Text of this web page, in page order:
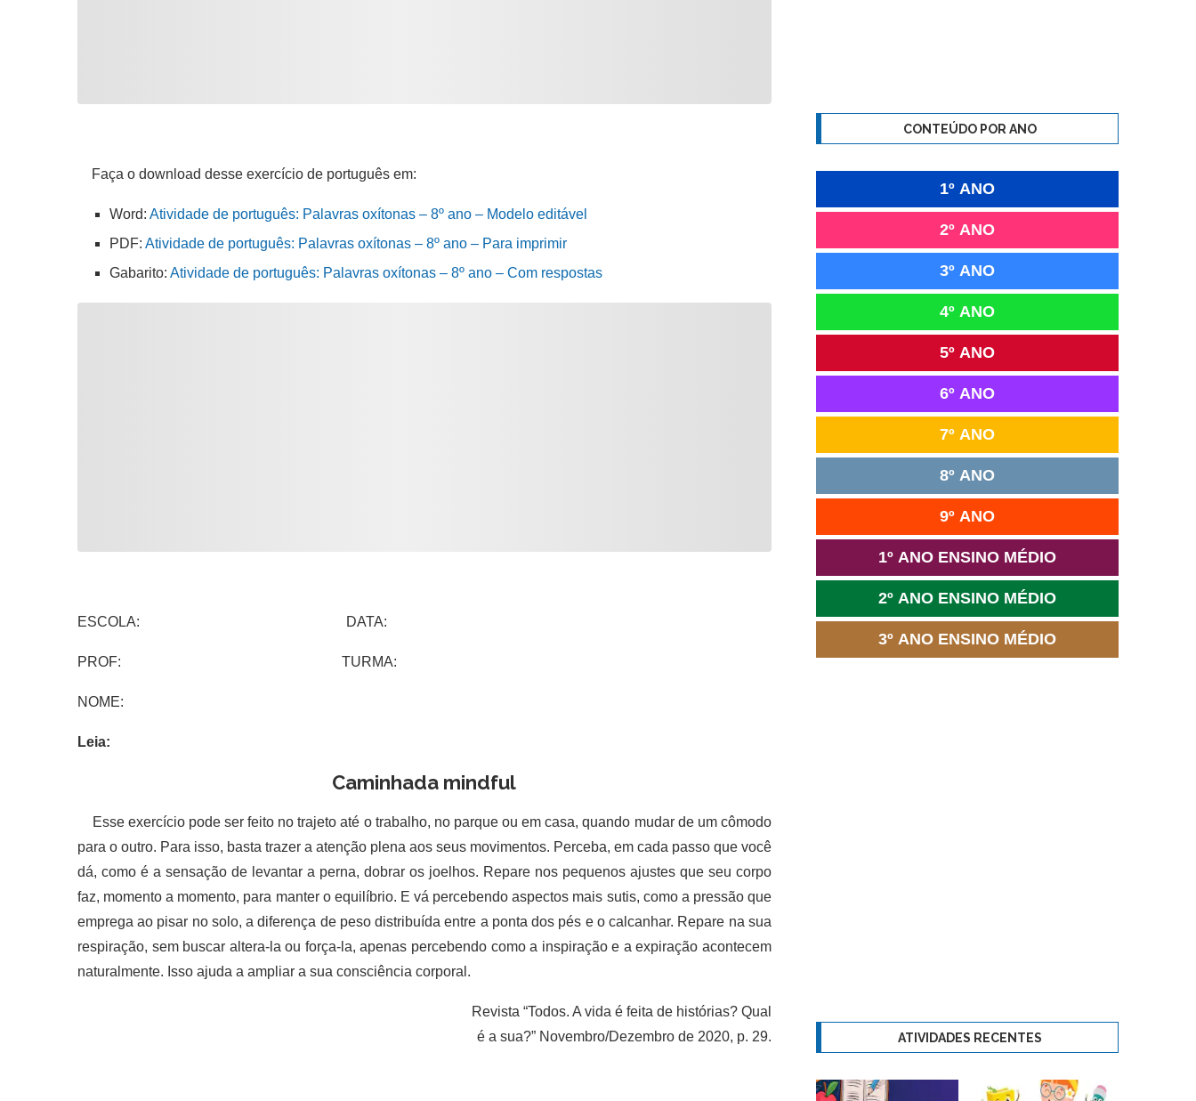
Faça o download desse exercício de português em:
Word: Atividade de português: Palavras oxítonas – 8º ano – Modelo editável
PDF: Atividade de português: Palavras oxítonas – 8º ano – Para imprimir
Gabarito: Atividade de português: Palavras oxítonas – 8º ano – Com respostas
ESCOLA: DATA:
PROF: TURMA:
NOME:
Leia:
Caminhada mindful
Esse exercício pode ser feito no trajeto até o trabalho, no parque ou em casa, quando mudar de um cômodo
para o outro. Para isso, basta trazer a atenção plena aos seus movimentos. Perceba, em cada passo que você
dá, como é a sensação de levantar a perna, dobrar os joelhos. Repare nos pequenos ajustes que seu corpo
faz, momento a momento, para manter o equilíbrio. E vá percebendo aspectos mais sutis, como a pressão que
emprega ao pisar no solo, a diferença de peso distribuída entre a ponta dos pés e o calcanhar. Repare na sua
respiração, sem buscar altera-la ou força-la, apenas percebendo como a inspiração e a expiração acontecem
naturalmente. Isso ajuda a ampliar a sua consciência corporal.
Revista “Todos. A vida é feita de histórias? Qual
é a sua?” Novembro/Dezembro de 2020, p. 29.
CONTEÚDO POR ANO
1º ANO
2º ANO
3º ANO
4º ANO
5º ANO
6º ANO
7º ANO
8º ANO
9º ANO
1º ANO ENSINO MÉDIO
2º ANO ENSINO MÉDIO
3º ANO ENSINO MÉDIO
ATIVIDADES RECENTES